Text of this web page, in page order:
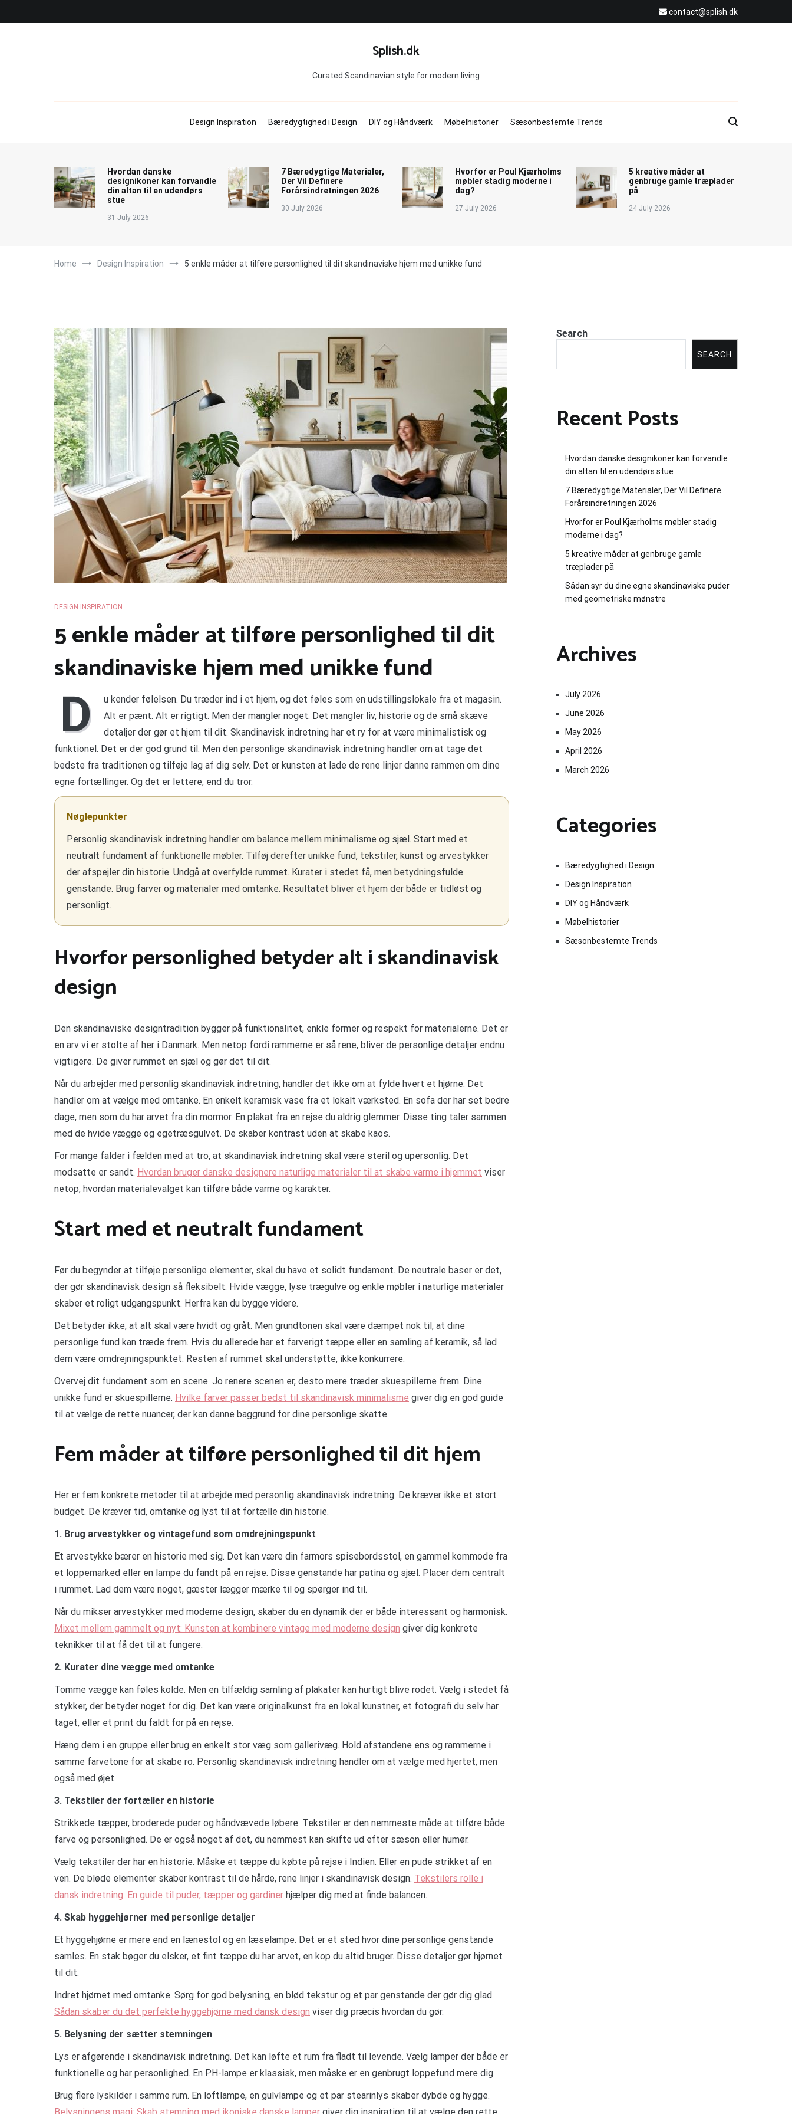
contact@splish.dk
Splish.dk
Curated Scandinavian style for modern living
Design Inspiration Bæredygtighed i Design DIY og Håndværk Møbelhistorier Sæsonbestemte Trends
Hvordan danske
designikoner kan forvandle
din altan til en udendørs
stue
31 July 2026
7 Bæredygtige Materialer,
Der Vil Definere
Forårsindretningen 2026
30 July 2026
Hvorfor er Poul Kjærholms
møbler stadig moderne i
dag?
27 July 2026
5 kreative måder at
genbruge gamle træplader
på
24 July 2026
Home Design Inspiration 5 enkle måder at tilføre personlighed til dit skandinaviske hjem med unikke fund
DESIGN INSPIRATION
5 enkle måder at tilføre personlighed til dit
skandinaviske hjem med unikke fund
D
u kender følelsen. Du træder ind i et hjem, og det føles som en udstillingslokale fra et magasin.
Alt er pænt. Alt er rigtigt. Men der mangler noget. Det mangler liv, historie og de små skæve
detaljer der gør et hjem til dit. Skandinavisk indretning har et ry for at være minimalistisk og
funktionel. Det er der god grund til. Men den personlige skandinavisk indretning handler om at tage det
bedste fra traditionen og tilføje lag af dig selv. Det er kunsten at lade de rene linjer danne rammen om dine
egne fortællinger. Og det er lettere, end du tror.
Nøglepunkter
Personlig skandinavisk indretning handler om balance mellem minimalisme og sjæl. Start med et
neutralt fundament af funktionelle møbler. Tilføj derefter unikke fund, tekstiler, kunst og arvestykker
der afspejler din historie. Undgå at overfylde rummet. Kurater i stedet få, men betydningsfulde
genstande. Brug farver og materialer med omtanke. Resultatet bliver et hjem der både er tidløst og
personligt.
Hvorfor personlighed betyder alt i skandinavisk
design
Den skandinaviske designtradition bygger på funktionalitet, enkle former og respekt for materialerne. Det er
en arv vi er stolte af her i Danmark. Men netop fordi rammerne er så rene, bliver de personlige detaljer endnu
vigtigere. De giver rummet en sjæl og gør det til dit.
Når du arbejder med personlig skandinavisk indretning, handler det ikke om at fylde hvert et hjørne. Det
handler om at vælge med omtanke. En enkelt keramisk vase fra et lokalt værksted. En sofa der har set bedre
dage, men som du har arvet fra din mormor. En plakat fra en rejse du aldrig glemmer. Disse ting taler sammen
med de hvide vægge og egetræsgulvet. De skaber kontrast uden at skabe kaos.
For mange falder i fælden med at tro, at skandinavisk indretning skal være steril og upersonlig. Det
modsatte er sandt. Hvordan bruger danske designere naturlige materialer til at skabe varme i hjemmet viser
netop, hvordan materialevalget kan tilføre både varme og karakter.
Start med et neutralt fundament
Før du begynder at tilføje personlige elementer, skal du have et solidt fundament. De neutrale baser er det,
der gør skandinavisk design så fleksibelt. Hvide vægge, lyse trægulve og enkle møbler i naturlige materialer
skaber et roligt udgangspunkt. Herfra kan du bygge videre.
Det betyder ikke, at alt skal være hvidt og gråt. Men grundtonen skal være dæmpet nok til, at dine
personlige fund kan træde frem. Hvis du allerede har et farverigt tæppe eller en samling af keramik, så lad
dem være omdrejningspunktet. Resten af rummet skal understøtte, ikke konkurrere.
Overvej dit fundament som en scene. Jo renere scenen er, desto mere træder skuespillerne frem. Dine
unikke fund er skuespillerne. Hvilke farver passer bedst til skandinavisk minimalisme giver dig en god guide
til at vælge de rette nuancer, der kan danne baggrund for dine personlige skatte.
Fem måder at tilføre personlighed til dit hjem
Her er fem konkrete metoder til at arbejde med personlig skandinavisk indretning. De kræver ikke et stort
budget. De kræver tid, omtanke og lyst til at fortælle din historie.
1. Brug arvestykker og vintagefund som omdrejningspunkt
Et arvestykke bærer en historie med sig. Det kan være din farmors spisebordsstol, en gammel kommode fra
et loppemarked eller en lampe du fandt på en rejse. Disse genstande har patina og sjæl. Placer dem centralt
i rummet. Lad dem være noget, gæster lægger mærke til og spørger ind til.
Når du mikser arvestykker med moderne design, skaber du en dynamik der er både interessant og harmonisk.
Mixet mellem gammelt og nyt: Kunsten at kombinere vintage med moderne design giver dig konkrete
teknikker til at få det til at fungere.
2. Kurater dine vægge med omtanke
Tomme vægge kan føles kolde. Men en tilfældig samling af plakater kan hurtigt blive rodet. Vælg i stedet få
stykker, der betyder noget for dig. Det kan være originalkunst fra en lokal kunstner, et fotografi du selv har
taget, eller et print du faldt for på en rejse.
Hæng dem i en gruppe eller brug en enkelt stor væg som gallerivæg. Hold afstandene ens og rammerne i
samme farvetone for at skabe ro. Personlig skandinavisk indretning handler om at vælge med hjertet, men
også med øjet.
3. Tekstiler der fortæller en historie
Strikkede tæpper, broderede puder og håndvævede løbere. Tekstiler er den nemmeste måde at tilføre både
farve og personlighed. De er også noget af det, du nemmest kan skifte ud efter sæson eller humør.
Vælg tekstiler der har en historie. Måske et tæppe du købte på rejse i Indien. Eller en pude strikket af en
ven. De bløde elementer skaber kontrast til de hårde, rene linjer i skandinavisk design. Tekstilers rolle i
dansk indretning: En guide til puder, tæpper og gardiner hjælper dig med at finde balancen.
4. Skab hyggehjørner med personlige detaljer
Et hyggehjørne er mere end en lænestol og en læselampe. Det er et sted hvor dine personlige genstande
samles. En stak bøger du elsker, et fint tæppe du har arvet, en kop du altid bruger. Disse detaljer gør hjørnet
til dit.
Indret hjørnet med omtanke. Sørg for god belysning, en blød tekstur og et par genstande der gør dig glad.
Sådan skaber du det perfekte hyggehjørne med dansk design viser dig præcis hvordan du gør.
5. Belysning der sætter stemningen
Lys er afgørende i skandinavisk indretning. Det kan løfte et rum fra fladt til levende. Vælg lamper der både er
funktionelle og har personlighed. En PH-lampe er klassisk, men måske er en genbrugt loppefund mere dig.
Brug flere lyskilder i samme rum. En loftlampe, en gulvlampe og et par stearinlys skaber dybde og hygge.
Search
SEARCH
Recent Posts
Hvordan danske designikoner kan forvandle
din altan til en udendørs stue
7 Bæredygtige Materialer, Der Vil Definere
Forårsindretningen 2026
Hvorfor er Poul Kjærholms møbler stadig
moderne i dag?
5 kreative måder at genbruge gamle
træplader på
Sådan syr du dine egne skandinaviske puder
med geometriske mønstre
Archives
July 2026
June 2026
May 2026
April 2026
March 2026
Categories
Bæredygtighed i Design
Design Inspiration
DIY og Håndværk
Møbelhistorier
Sæsonbestemte Trends